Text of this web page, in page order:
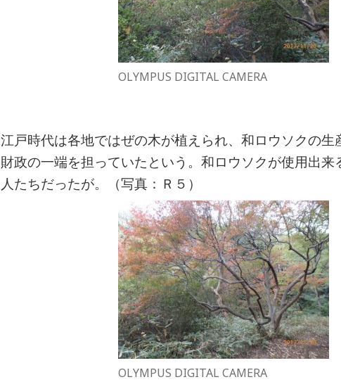
OLYMPUS DIGITAL CAMERA
江戸時代は各地ではぜの木が植えられ、和ロウソクの生
財政の一端を担っていたという。和ロウソクが使用出来
人たちだったが。（写真：Ｒ５）
OLYMPUS DIGITAL CAMERA